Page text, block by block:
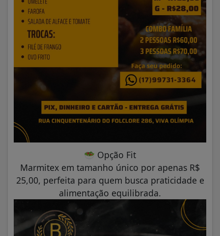
🥗 Opção Fit
Marmitex em tamanho único por apenas R$
25,00, perfeita para quem busca praticidade e
alimentação equilibrada.